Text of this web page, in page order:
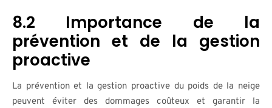
8.2 Importance de la
prévention et de la gestion
proactive
La prévention et la gestion proactive du poids de la neige
peuvent éviter des dommages coûteux et garantir la